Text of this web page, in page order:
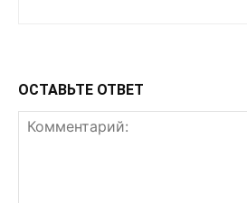
ОСТАВЬТЕ ОТВЕТ